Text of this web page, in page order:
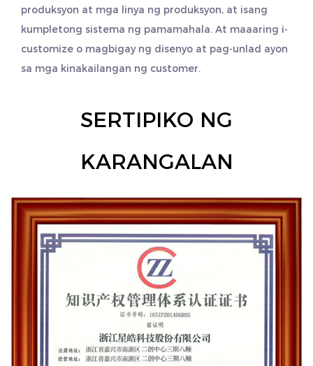
produksyon at mga linya ng produksyon, at isang
kumpletong sistema ng pamamahala. At maaaring i-
customize o magbigay ng disenyo at pag-unlad ayon
sa mga kinakailangan ng customer.
SERTIPIKO NG
KARANGALAN